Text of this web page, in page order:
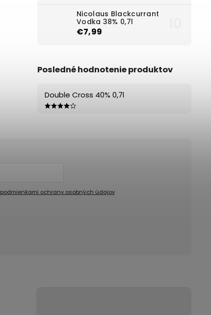
Nicolaus Blackcurrant
Vodka 38% 0,7l
€7,99
Posledné hodnotenie produktov
Double Cross 40% 0,7l
podmienkami ochrany osobných údajov